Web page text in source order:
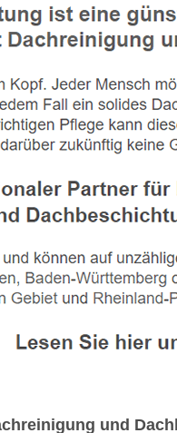
und